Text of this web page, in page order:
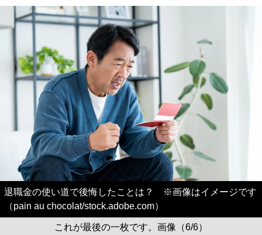
退職金の使い道で後悔したことは？ ※画像はイメージです
（pain au chocolat/stock.adobe.com）
これが最後の一枚です。画像（6/6）